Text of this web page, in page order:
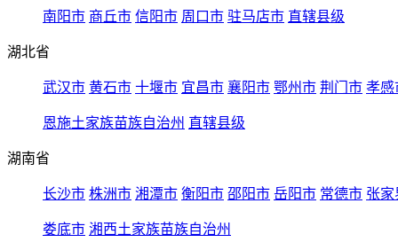
南阳市 商丘市 信阳市 周口市 驻马店市 直辖县级
湖北省
武汉市 黄石市 十堰市 宜昌市 襄阳市 鄂州市 荆门市 孝感
恩施土家族苗族自治州 直辖县级
湖南省
长沙市 株洲市 湘潭市 衡阳市 邵阳市 岳阳市 常德市 张家
娄底市 湘西土家族苗族自治州